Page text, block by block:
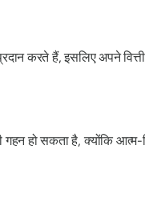
करते हैं, इसलिए अपने
गहन हो सकता है, क्योंकि